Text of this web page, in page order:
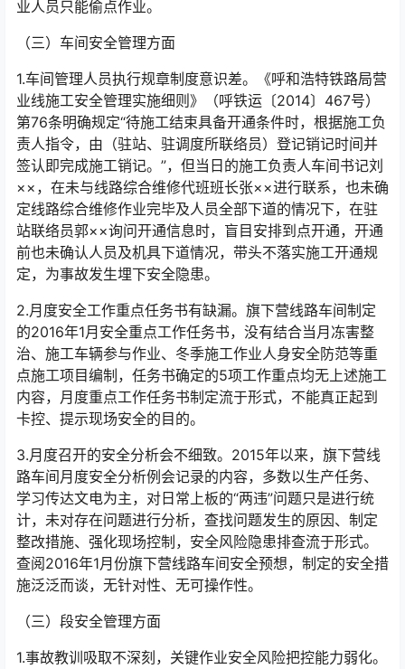
业人员只能偷点作业。󠅅󠅃󠄵󠅂󠄪󠇖󠆨󠆨󠇕󠆞󠆒󠅬󠇘󠆭󠆘󠇙󠆝󠅵󠇗󠆭󠆁󠄐󠇗󠅹󠅸󠇖󠆍󠅳󠇖󠅹󠅰󠇖󠆌󠅹
（三）车间安全管理方面
1.车间管理人员执行规章制度意识差。《呼和浩特铁路局营
业线施工安全管理实施细则》（呼铁运〔2014〕467号）
第76条明确规定“待施工结束具备开通条件时，根据施工负
责人指令，由（驻站、驻调度所联络员）登记销记时间并
签认即完成施工销记。”，但当日的施工负责人车间书记刘
××，在未与线路综合维修代班班长张××进行联系，也未确
定线路综合维修作业完毕及人员全部下道的情况下，在驻
站联络员郭××询问开通信息时，盲目安排到点开通，开通
前也未确认人员及机具下道情况，带头不落实施工开通规
定，为事故发生埋下安全隐患。󠅅󠅃󠄵󠅂󠄪󠇖󠆨󠆨󠇕󠆞󠆒󠅬󠇘󠆭󠆘󠇙󠆝󠅵󠇗󠆭󠆁󠄐󠇗󠅹󠅸󠇖󠆍󠅳󠇖󠅹󠅰󠇖󠆌󠅹
2.月度安全工作重点任务书有缺漏。旗下营线路车间制定
的2016年1月安全重点工作任务书，没有结合当月冻害整
治、施工车辆参与作业、冬季施工作业人身安全防范等重
点施工项目编制，任务书确定的5项工作重点均无上述施工
内容，月度重点工作任务书制定流于形式，不能真正起到
卡控、提示现场安全的目的。󠅅󠅃󠄵󠅂󠄪󠇖󠆨󠆨󠇕󠆞󠆒󠅬󠇘󠆭󠆘󠇙󠆝󠅵󠇗󠆭󠆁󠄐󠇗󠅹󠅸󠇖󠆍󠅳󠇖󠅹󠅰󠇖󠆌󠅹
3.月度召开的安全分析会不细致。2015年以来，旗下营线
路车间月度安全分析例会记录的内容，多数以生产任务、
学习传达文电为主，对日常上板的“两违”问题只是进行统
计，未对存在问题进行分析，查找问题发生的原因、制定
整改措施、强化现场控制，安全风险隐患排查流于形式。
查阅2016年1月份旗下营线路车间安全预想，制定的安全措
施泛泛而谈，无针对性、无可操作性。󠅅󠅃󠄵󠅂󠄪󠇖󠆨󠆨󠇕󠆞󠆒󠅬󠇘󠆭󠆘󠇙󠆝󠅵󠇗󠆭󠆁󠄐󠇗󠅹󠅸󠇖󠆍󠅳󠇖󠅹󠅰󠇖󠆌󠅹
（三）段安全管理方面
1.事故教训吸取不深刻，关键作业安全风险把控能力弱化。